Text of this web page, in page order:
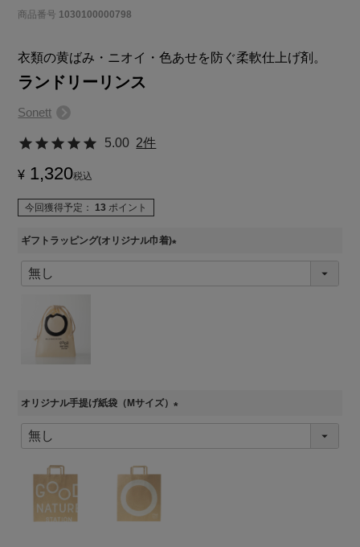
商品番号 1030100000798
衣類の黄ばみ・ニオイ・色あせを防ぐ柔軟仕上げ剤。
ランドリーリンス
Sonett
5.00 2件
¥ 1,320税込
今回獲得予定： 13 ポイント
ギフトラッピング(オリジナル巾着)
(
オリジナル手提げ紙袋（Mサイズ）
(